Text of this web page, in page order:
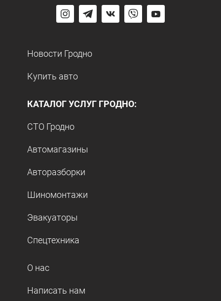
Новости Гродно
Купить авто
КАТАЛОГ УСЛУГ ГРОДНО:
СТО Гродно
Автомагазины
Авторазборки
Шиномонтажи
Эвакуаторы
Спецтехника
О нас
Написать нам